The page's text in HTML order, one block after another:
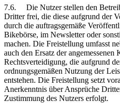
7.6.
Die Nutzer stellen den
Dritter frei, die diese aufgrund der
durch die auftragsgemäße
Bikebörse, im Newsletter oder
machen. Die Freistellung umfasst
auch den Ersatz der angemessenen
Rechtsverteidigung, die aufgrund
ordnungsgemäßen Nutzung der
entstehen. Die Freistellung setzt
Anerkenntnis über Ansprüche
Zustimmung des Nutzers erfolgt.